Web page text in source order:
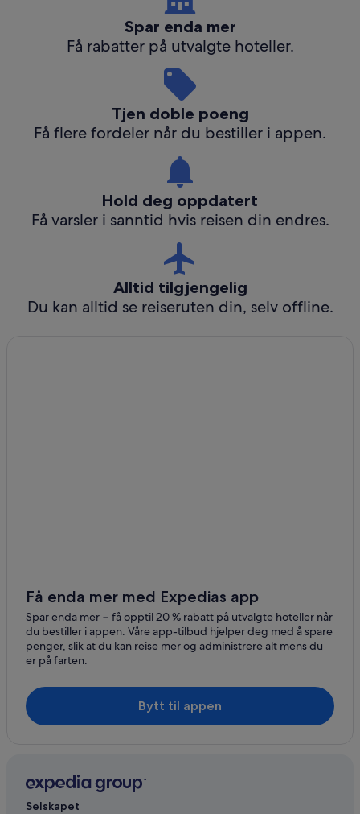
Spar enda mer
Få rabatter på utvalgte hoteller.
Tjen doble poeng
Få flere fordeler når du bestiller i appen.
Hold deg oppdatert
Få varsler i sanntid hvis reisen din endres.
Alltid tilgjengelig
Du kan alltid se reiseruten din, selv offline.
Få enda mer med Expedias app
Spar enda mer − få opptil 20 % rabatt på utvalgte hoteller når
du bestiller i appen. Våre app-tilbud hjelper deg med å spare
penger, slik at du kan reise mer og administrere alt mens du
er på farten.
Bytt til appen
Selskapet